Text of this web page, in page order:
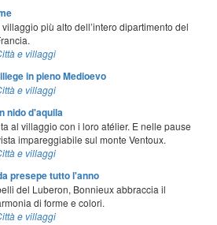
più alto dell’intero dipartimento del
e villaggi
in pieno Medioevo
e villaggi
nido d'aquila
al villaggio con i loro atélier. E nelle pause
impareggiabile sul monte Ventoux.
e villaggi
presepe tutto l'anno
del Luberon, Bonnieux abbraccia il
di forme e colori.
e villaggi